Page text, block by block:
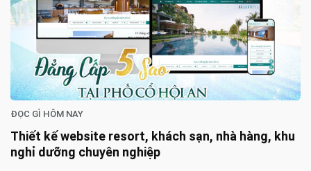
ĐỌC GÌ HÔM NAY
Thiết kế website resort, khách sạn, nhà hàng, khu
nghỉ dưỡng chuyên nghiệp